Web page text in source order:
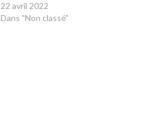
insistance comme le successeur de
Jean-Michel Sama Lukonde. Sauver le
22 avril 2022
Dans "Non classé"